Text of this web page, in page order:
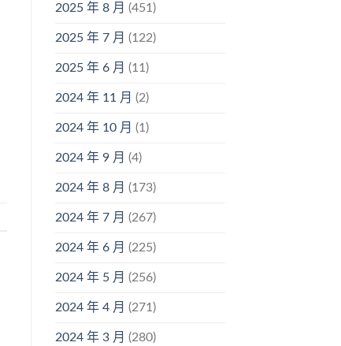
2025 年 8 月 (451)
2025 年 7 月 (122)
2025 年 6 月 (11)
2024 年 11 月 (2)
2024 年 10 月 (1)
2024 年 9 月 (4)
2024 年 8 月 (173)
2024 年 7 月 (267)
2024 年 6 月 (225)
2024 年 5 月 (256)
2024 年 4 月 (271)
2024 年 3 月 (280)